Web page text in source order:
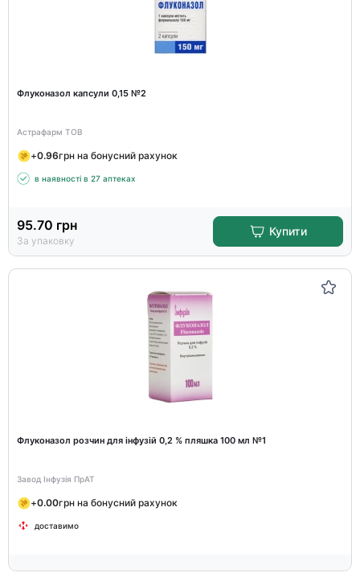
Флуконазол капсули 0,15 №2
Астрафарм ТОВ
+0.96грн на бонусний рахунок
в наявності в 27 аптеках
95.70 грн
За упаковку
Купити
Флуконазол розчин для інфузій 0,2 % пляшка 100 мл №1
Завод Інфузія ПрАТ
+0.00грн на бонусний рахунок
доставимо